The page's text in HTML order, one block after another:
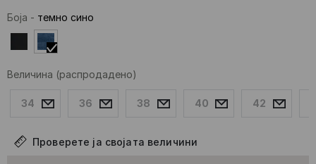
Боја - темно сино
Величина (распродадено)
34 36 38 40 42
Проверете ја својата величини